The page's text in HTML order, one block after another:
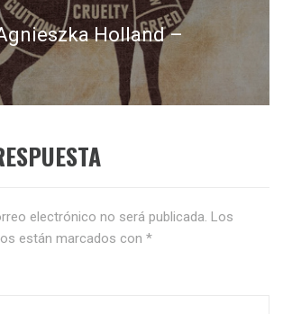
Holland –
electrónico no será publicada. Los
están marcados con *